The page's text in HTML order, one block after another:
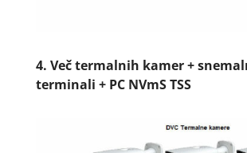
4. Več termalnih kamer +
terminali + PC NVmS TSS